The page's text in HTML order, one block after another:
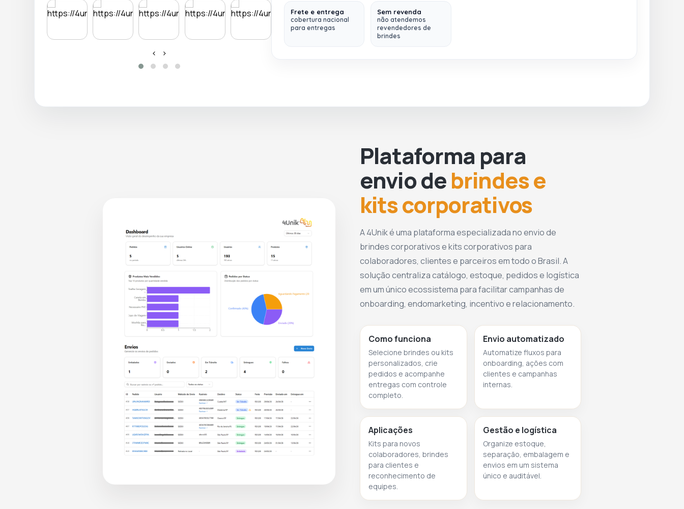
‹ ›
ampla abertura, além de uma tampa
protetora de bocal e alça de silicone
Medidas aproximadas para
Frete e entrega
cobertura nacional
para entregas
Sem revenda
não atendemos
revendedores de
brindes
Plataforma para
envio debrindes e
kits corporativos
A 4Unik é uma plataforma especializada no envio de
brindes corporativos e kits corporativos para
colaboradores, clientes e parceiros em todo o Brasil. A
solução centraliza catálogo, estoque, pedidos e logística
em um único ecossistema para facilitar campanhas de
onboarding, endomarketing, incentivo e relacionamento.
Como funciona
Selecione brindes ou kits
personalizados, crie
pedidos e acompanhe
entregas com controle
completo.
Envio automatizado
Automatize fluxos para
onboarding, ações com
clientes e campanhas
internas.
Aplicações
Kits para novos
colaboradores, brindes
para clientes e
reconhecimento de
equipes.
Gestão e logística
Organize estoque,
separação, embalagem e
envios em um sistema
único e auditável.